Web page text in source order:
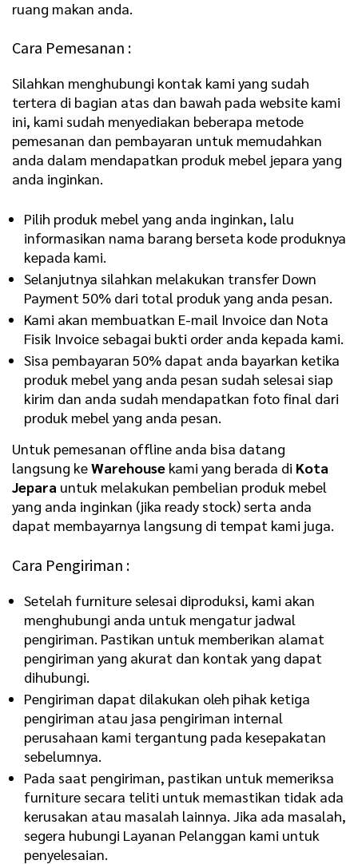
ruang makan anda.
Cara Pemesanan :
Silahkan menghubungi kontak kami yang sudah
tertera di bagian atas dan bawah pada website kami
ini, kami sudah menyediakan beberapa metode
pemesanan dan pembayaran untuk memudahkan
anda dalam mendapatkan produk mebel jepara yang
anda inginkan.
Pilih produk mebel yang anda inginkan, lalu
informasikan nama barang berseta kode produknya
kepada kami.
Selanjutnya silahkan melakukan transfer Down
Payment 50% dari total produk yang anda pesan.
Kami akan membuatkan E-mail Invoice dan Nota
Fisik Invoice sebagai bukti order anda kepada kami.
Sisa pembayaran 50% dapat anda bayarkan ketika
produk mebel yang anda pesan sudah selesai siap
kirim dan anda sudah mendapatkan foto final dari
produk mebel yang anda pesan.
Untuk pemesanan offline anda bisa datang
langsung keWarehouse kami yang berada di Kota
Jepara untuk melakukan pembelian produk mebel
yang anda inginkan (jika ready stock) serta anda
dapat membayarnya langsung di tempat kami juga.
Cara Pengiriman :
Setelah furniture selesai diproduksi, kami akan
menghubungi anda untuk mengatur jadwal
pengiriman. Pastikan untuk memberikan alamat
pengiriman yang akurat dan kontak yang dapat
dihubungi.
Pengiriman dapat dilakukan oleh pihak ketiga
pengiriman atau jasa pengiriman internal
perusahaan kami tergantung pada kesepakatan
sebelumnya.
Pada saat pengiriman, pastikan untuk memeriksa
furniture secara teliti untuk memastikan tidak ada
kerusakan atau masalah lainnya. Jika ada masalah,
segera hubungi Layanan Pelanggan kami untuk
penyelesaian.